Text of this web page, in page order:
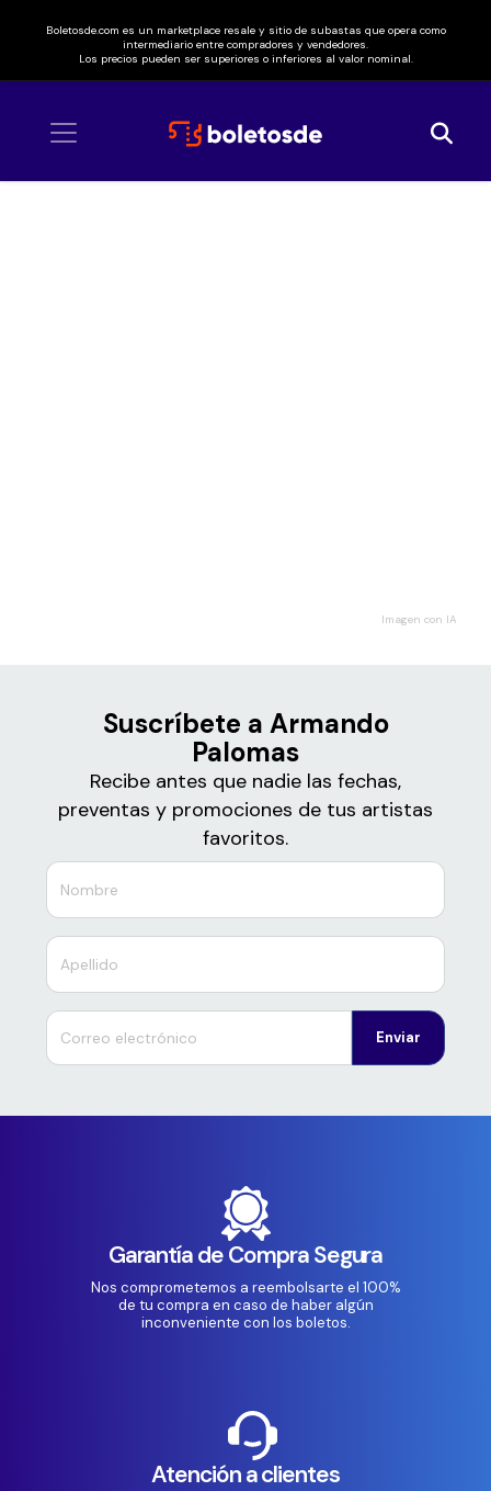
Boletosde.com es un marketplace resale y sitio de subastas que opera como
intermediario entre compradores y vendedores.
Los precios pueden ser superiores o inferiores al valor nominal.
Imagen con IA
Suscríbete a Armando
Palomas
Recibe antes que nadie las fechas,
preventas y promociones de tus artistas
favoritos.
Enviar
Garantía de Compra Segura
Nos comprometemos a reembolsarte el 100%
de tu compra en caso de haber algún
inconveniente con los boletos.
Atención a clientes